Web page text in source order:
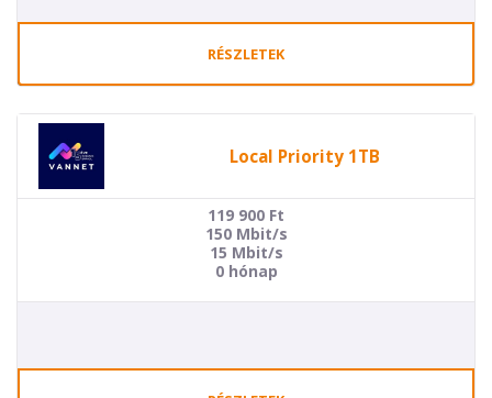
RÉSZLETEK
Local Priority 1TB
119 900 Ft
150 Mbit/s
15 Mbit/s
0 hónap